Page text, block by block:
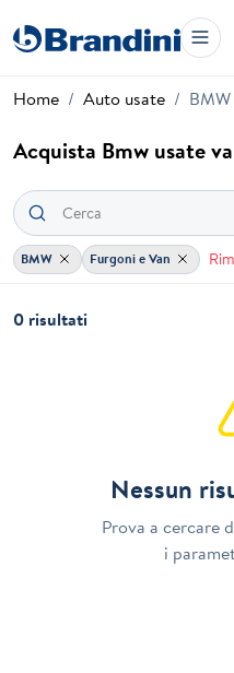
Home Auto usate BMW
Acquista Bmw usate
BMW Furgoni e Van
0 risultati
Nessun
Prova a cercare
i